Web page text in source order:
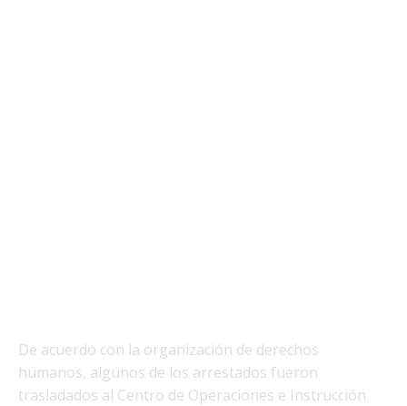
De acuerdo con la organización de derechos
humanos, algunos de los arrestados fueron
trasladados al Centro de Operaciones e Instrucción